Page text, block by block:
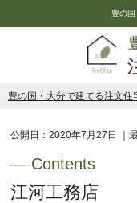
豊の
豊の国・大分で建てる注文住
公開日：2020年7月27日 ｜
江河工務店